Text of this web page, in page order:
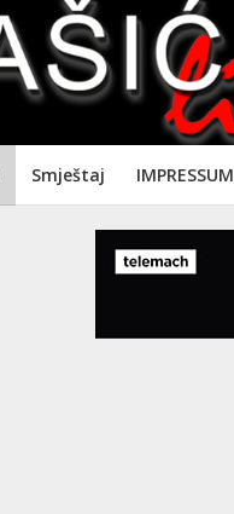
Smještaj IMPRESSUM